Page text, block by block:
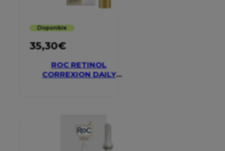
Disponible
35,30€
ROC RETINOL
CORREXION DAILY